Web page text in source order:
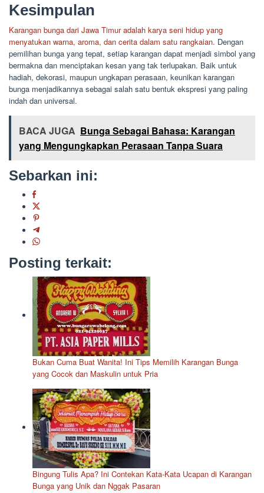
Kesimpulan
Karangan bunga dari Jawa Timur adalah karya seni hidup yang
menyatukan warna, aroma, dan cerita dalam satu rangkaian. Dengan
pemilihan bunga yang tepat, setiap karangan dapat menjadi simbol yang
bermakna dan menciptakan kesan yang tak terlupakan. Baik untuk
hadiah, dekorasi, maupun ungkapan perasaan, keunikan karangan
bunga menjadikannya sebagai salah satu bentuk ekspresi yang paling
indah dan universal.
BACA JUGA Bunga Sebagai Bahasa: Karangan
yang Mengungkapkan Perasaan Tanpa Suara
Sebarkan ini:
Posting terkait:
Bukan Cuma Buat Wanita! Ini Tips Memilih Karangan Bunga
yang Cocok dan Maskulin untuk Pria
Bingung Tulis Apa? Ini Contekan Kata-Kata Ucapan di Karangan
Bunga yang Unik dan Nggak Pasaran